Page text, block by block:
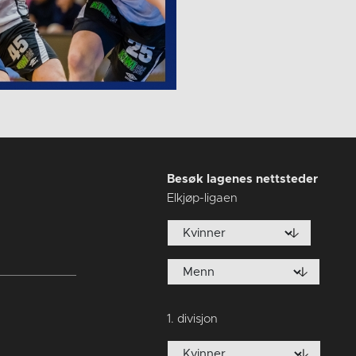
Besøk lagenes nettsteder
Elkjøp-ligaen
1. divisjon